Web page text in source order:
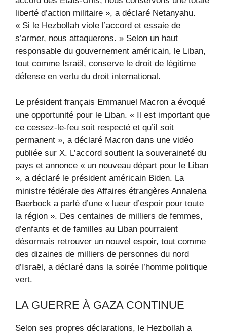
liberté d’action militaire », a déclaré Netanyahu.
« Si le Hezbollah viole l’accord et essaie de
s’armer, nous attaquerons. » Selon un haut
responsable du gouvernement américain, le Liban,
tout comme Israël, conserve le droit de légitime
défense en vertu du droit international.
Le président français Emmanuel Macron a évoqué
une opportunité pour le Liban. « Il est important que
ce cessez-le-feu soit respecté et qu’il soit
permanent », a déclaré Macron dans une vidéo
publiée sur X. L’accord soutient la souveraineté du
pays et annonce « un nouveau départ pour le Liban
», a déclaré le président américain Biden. La
ministre fédérale des Affaires étrangères Annalena
Baerbock a parlé d’une « lueur d’espoir pour toute
la région ». Des centaines de milliers de femmes,
d’enfants et de familles au Liban pourraient
désormais retrouver un nouvel espoir, tout comme
des dizaines de milliers de personnes du nord
d’Israël, a déclaré dans la soirée l’homme politique
vert.
LA GUERRE À GAZA CONTINUE
Selon ses propres déclarations, le Hezbollah a